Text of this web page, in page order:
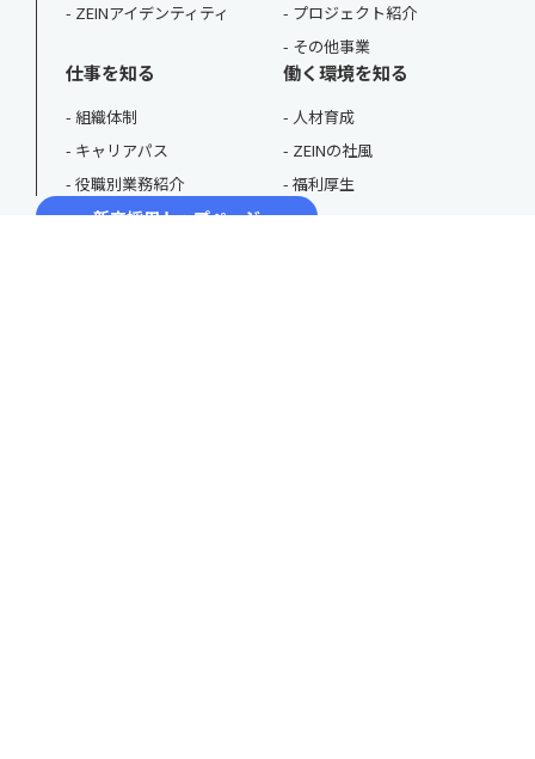
ZEINアイデンティティ
プロジェクト紹介
その他事業
仕事を知る
組織体制
キャリアパス
役職別業務紹介
働く環境を知る
人材育成
ZEINの社風
福利厚生
新卒採用トップページ